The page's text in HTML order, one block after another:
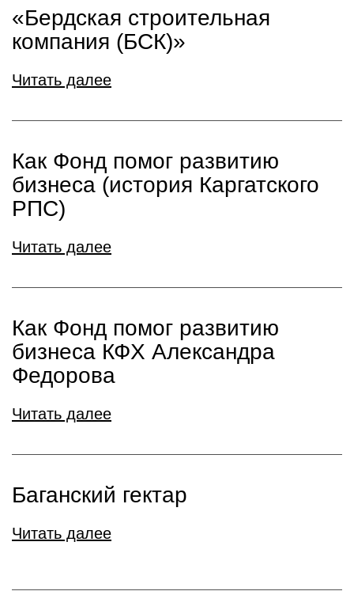
«Бердская строительная
компания (БСК)»
Читать далее
Как Фонд помог развитию
бизнеса (история Каргатского
РПС)
Читать далее
Как Фонд помог развитию
бизнеса КФХ Александра
Федорова
Читать далее
Баганский гектар
Читать далее